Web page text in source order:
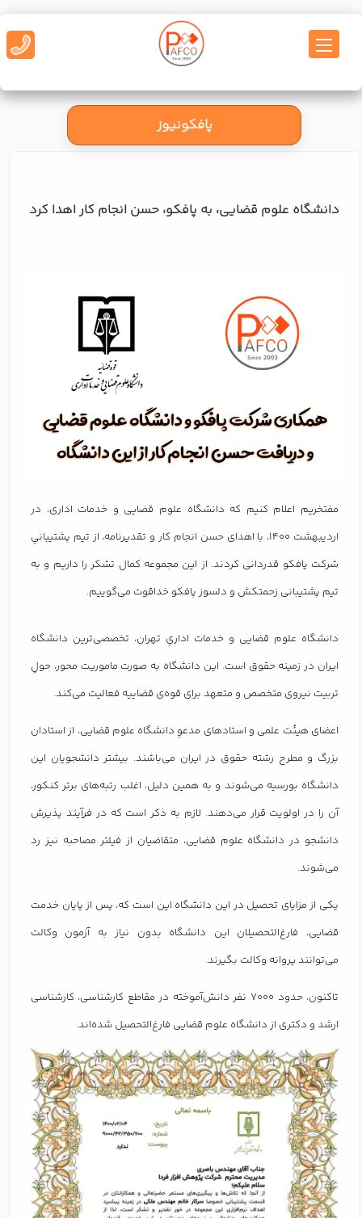
پافکونیوز
دانشگاه علوم قضایی، به پافکو، حسن انجام کار اهدا کرد
مفتخریم اعلام کنیم که دانشگاه علوم قضایی و خدمات اداری، در
اردیبهشت 1400، با اهدای حسن انجام کار و تقدیرنامه، از تیم پشتیبانیِ
شرکت پافکو قدردانی کردند. از این مجموعه کمال تشکر را داریم و به
تیم پشتیبانی زحمتکش و دلسوز پافکو خداقوت می‌گوییم.
دانشگاه علوم قضایی و خدمات اداریِ تهران، تخصصی‌ترین دانشگاه
ایران در زمینه حقوق است. این دانشگاه به صورت ماموریت محور، حولِ
تربیت نیروی متخصص و متعهد برای قوه‌ی قضاییه فعالیت می‌کند.
اعضای هیئت علمی و استادهای مدعوِ دانشگاه علوم قضایی، از استادان
بزرگ و مطرح رشته حقوق در ایران می‌باشند. بیشتر دانشجویان این
دانشگاه بورسیه می‌شوند و به همین دلیل، اغلب رتبه‌های برتر کنکور،
آن را در اولویت قرار می‌دهند. لازم به ذکر است که در فرآِیند پذیرش
دانشجو در دانشگاه علوم قضایی، متقاضیان از فیلتر مصاحبه نیز رد
می‌شوند.
یکی از مزایای تحصیل در این دانشگاه این است که، پس از پایان خدمت
قضایی، فارغ‌التحصیلان این دانشگاه بدون نیاز به آزمون وکالت
می‌توانند پروانه وکالت بگیرند.
تاکنون، حدود 7000 نفر دانش‌آموخته در مقاطع کارشناسی، کارشناسی
ارشد و دکتری از دانشگاه علوم قضایی فارغ‌التحصیل شده‌اند.